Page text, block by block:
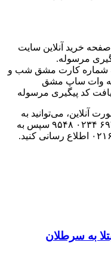
خرید آنلاین سایت
مرسوله.
به شماره کارت مشق شب و
به وات ساپ مشق
آنلاین، می‌توانید به
کارت مشق شب پرداخت کنید ۶۰۳۷ ۶۹۷۵ ۰۲۳۴ ۹۵۴۸ سپس به
به سرطلان